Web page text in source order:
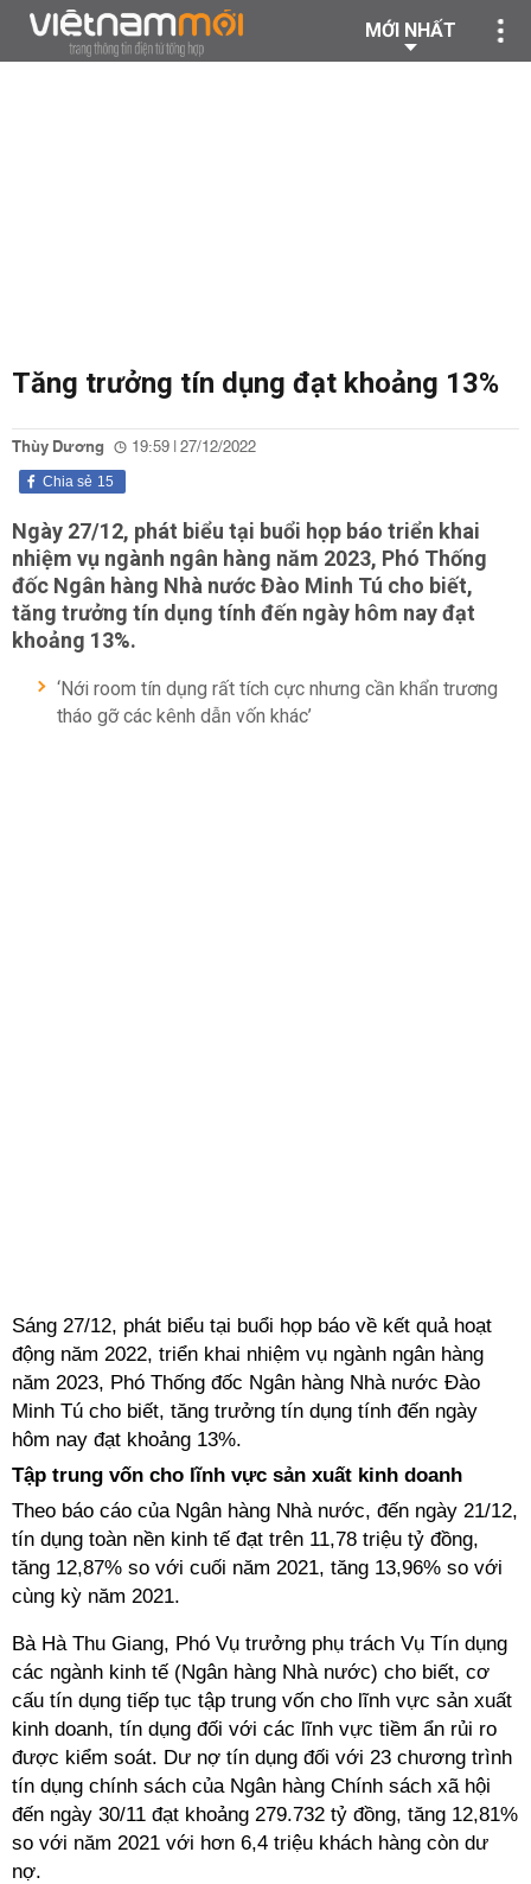
MỚI NHẤT
Tăng trưởng tín dụng đạt khoảng 13%
Thùy Dương 19:59 | 27/12/2022
15
Chia sẻ
Ngày 27/12, phát biểu tại buổi họp báo triển khai
nhiệm vụ ngành ngân hàng năm 2023, Phó Thống
đốc Ngân hàng Nhà nước Đào Minh Tú cho biết,
tăng trưởng tín dụng tính đến ngày hôm nay đạt
khoảng 13%.
‘Nới room tín dụng rất tích cực nhưng cần khẩn trương
tháo gỡ các kênh dẫn vốn khác’
Sáng 27/12, phát biểu tại buổi họp báo về kết quả hoạt
động năm 2022, triển khai nhiệm vụ ngành ngân hàng
năm 2023, Phó Thống đốc Ngân hàng Nhà nước Đào
Minh Tú cho biết, tăng trưởng tín dụng tính đến ngày
hôm nay đạt khoảng 13%.
Tập trung vốn cho lĩnh vực sản xuất kinh doanh
Theo báo cáo của Ngân hàng Nhà nước, đến ngày 21/12,
tín dụng toàn nền kinh tế đạt trên 11,78 triệu tỷ đồng,
tăng 12,87% so với cuối năm 2021, tăng 13,96% so với
cùng kỳ năm 2021.
Bà Hà Thu Giang, Phó Vụ trưởng phụ trách Vụ Tín dụng
các ngành kinh tế (Ngân hàng Nhà nước) cho biết, cơ
cấu tín dụng tiếp tục tập trung vốn cho lĩnh vực sản xuất
kinh doanh, tín dụng đối với các lĩnh vực tiềm ẩn rủi ro
được kiểm soát. Dư nợ tín dụng đối với 23 chương trình
tín dụng chính sách của Ngân hàng Chính sách xã hội
đến ngày 30/11 đạt khoảng 279.732 tỷ đồng, tăng 12,81%
so với năm 2021 với hơn 6,4 triệu khách hàng còn dư
nợ.